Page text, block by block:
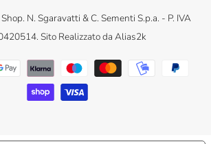
. N. Sgaravatti & C. Sementi S.p.a. - P. IVA
Sito Realizzato da Alias2k